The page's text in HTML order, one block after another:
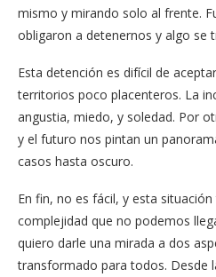
mismo y mirando solo al frente.
obligaron a detenernos y algo se
Esta detención es difícil de
territorios poco placenteros. La
angustia, miedo, y soledad. Por
y el futuro nos pintan un
casos hasta oscuro.
En fin, no es fácil, y esta
complejidad que no podemos
quiero darle una mirada a dos
transformado para todos. Desde